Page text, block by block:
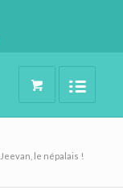
Jeevan, le népalais !